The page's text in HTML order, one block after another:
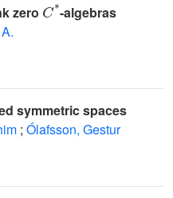
zero
-algebras
symmetric spaces
; Ólafsson, Gestur